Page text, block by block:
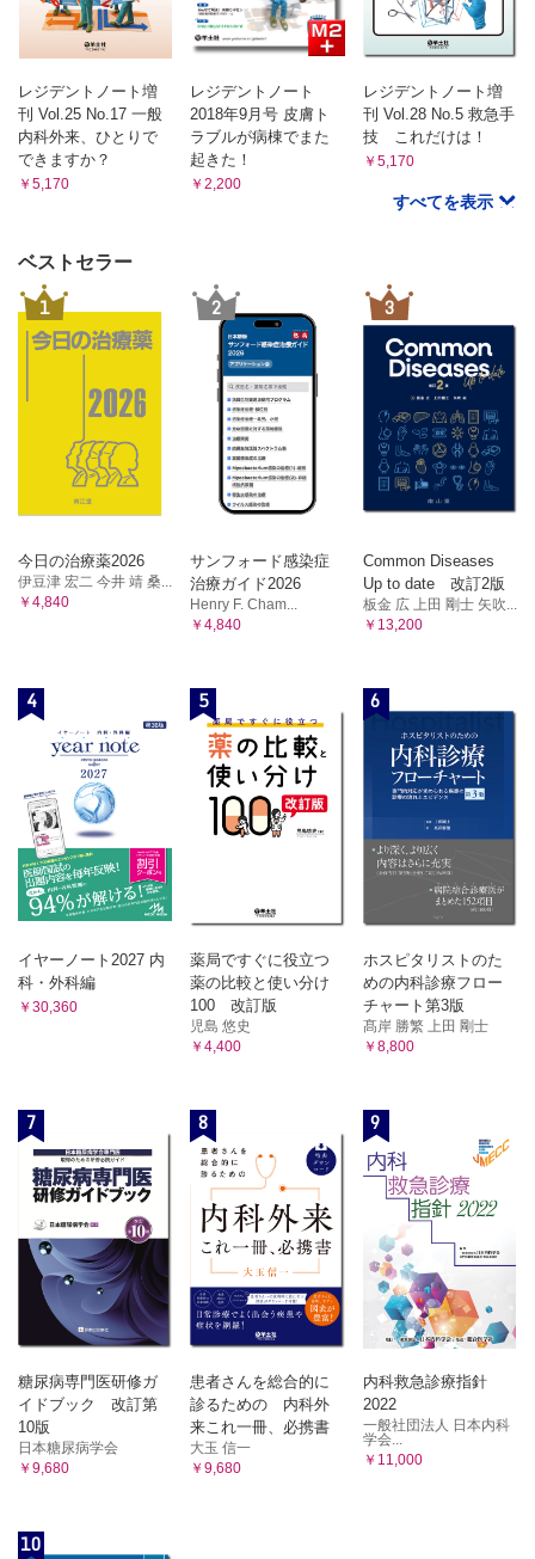
レジデントノート増
刊 Vol.25 No.17 一般
内科外来、ひとりで
できますか？
￥5,170
レジデントノート
2018年9月号 皮膚ト
ラブルが病棟でまた
起きた！
￥2,200
レジデントノート増
刊 Vol.28 No.5 救急手
技 これだけは！
￥5,170
すべてを表示
ベストセラー
1
今日の治療薬2026
伊豆津 宏二 今井 靖 桑...
￥4,840
2
サンフォード感染症
治療ガイド2026
Henry F. Cham...
￥4,840
3
Common Diseases
Up to date 改訂2版
板金 広 上田 剛士 矢吹...
￥13,200
4
イヤーノート2027 内
科・外科編
￥30,360
5
薬局ですぐに役立つ
薬の比較と使い分け
100 改訂版
児島 悠史
￥4,400
6
ホスピタリストのた
めの内科診療フロー
チャート第3版
髙岸 勝繁 上田 剛士
￥8,800
7
糖尿病専門医研修ガ
イドブック 改訂第
10版
日本糖尿病学会
￥9,680
8
患者さんを総合的に
診るための 内科外
来これ一冊、必携書
大玉 信一
￥9,680
9
内科救急診療指針
2022
一般社団法人 日本内科
学会...
￥11,000
10